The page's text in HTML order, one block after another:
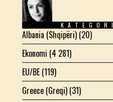
KATEGORI
Albania (Shqipëri) (20)
Ekonomi (4 281)
EU/BE (119)
Greece (Greqi) (31)